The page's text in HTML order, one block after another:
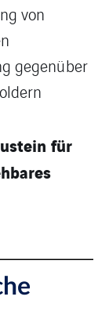
von
gegenüber
für